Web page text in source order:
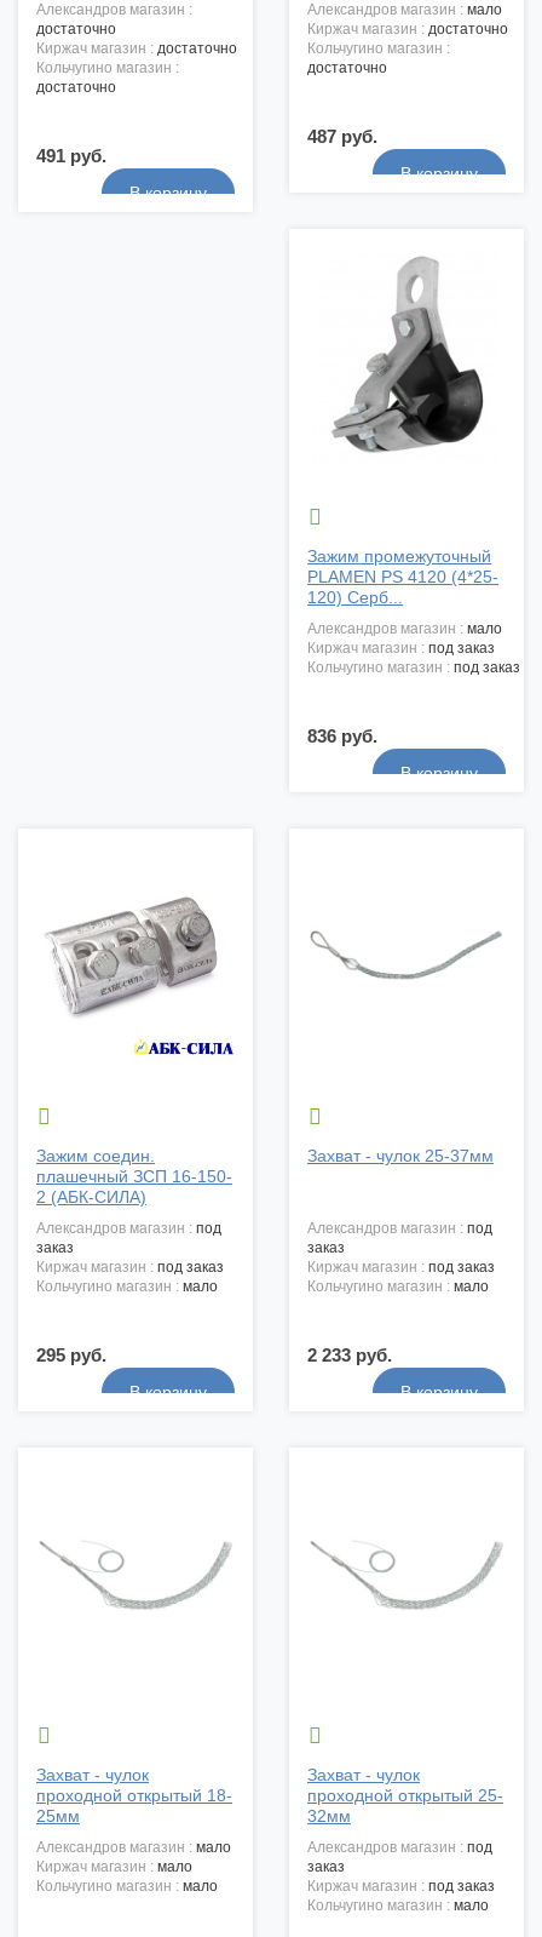
александров магазин :
достаточно
киржач магазин : достаточно
кольчугино магазин :
достаточно
491 руб.
александров магазин : мало
киржач магазин : достаточно
кольчугино магазин :
достаточно
487 руб.

Зажим промежуточный
PLAMEN PS 4120 (4*25-
120) Серб...
александров магазин : мало
киржач магазин : под заказ
кольчугино магазин : под заказ
836 руб.

Зажим соедин.
плашечный ЗСП 16-150-
2 (АБК-СИЛА)
александров магазин : под
заказ
киржач магазин : под заказ
кольчугино магазин : мало
295 руб.

Захват - чулок 25-37мм
александров магазин : под
заказ
киржач магазин : под заказ
кольчугино магазин : мало
2 233 руб.

Захват - чулок
проходной открытый 18-
25мм
александров магазин : мало
киржач магазин : мало
кольчугино магазин : мало

Захват - чулок
проходной открытый 25-
32мм
александров магазин : под
заказ
киржач магазин : под заказ
кольчугино магазин : мало